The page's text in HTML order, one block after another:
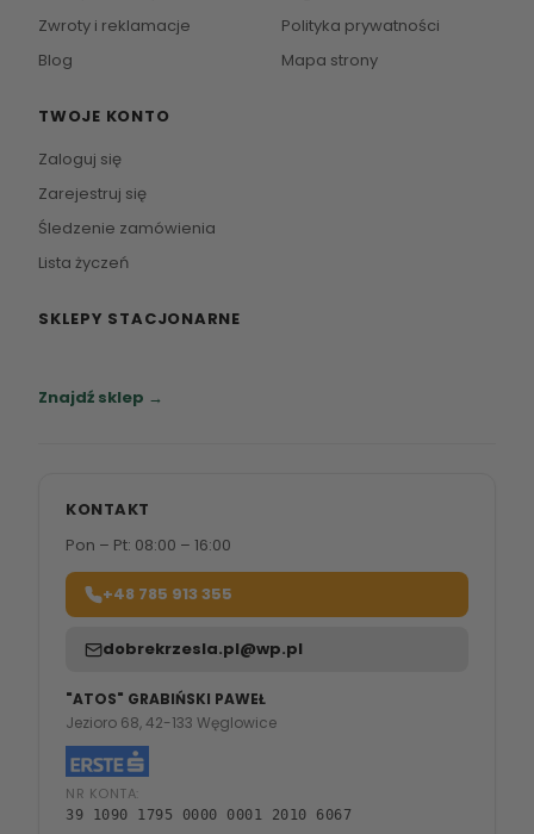
Zwroty i reklamacje
Blog
Polityka prywatności
Mapa strony
TWOJE KONTO
Zaloguj się
Zarejestruj się
Śledzenie zamówienia
Lista życzeń
SKLEPY STACJONARNE
Znajdź sklep →
KONTAKT
Pon – Pt: 08:00 – 16:00
+48 785 913 355
dobrekrzesla.pl@wp.pl
"ATOS" GRABIŃSKI PAWEŁ
Jezioro 68, 42-133 Węglowice
NR KONTA:
39 1090 1795 0000 0001 2010 6067